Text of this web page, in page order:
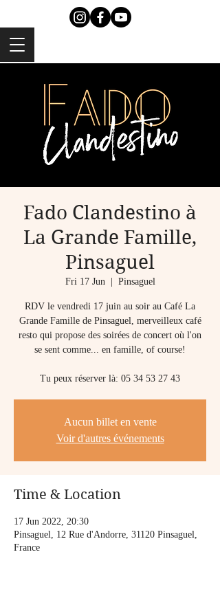
Fado Clandestino à
La Grande Famille,
Pinsaguel
Fri 17 Jun
  |
Pinsaguel
RDV le vendredi 17 juin au soir au Café La
Grande Famille de Pinsaguel, merveilleux café
resto qui propose des soirées de concert où l'on
se sent comme... en famille, of course!
Tu peux réserver là: 05 34 53 27 43
Aucun billet en vente
Voir d'autres événements
Time & Location
17 Jun 2022, 20:30
Pinsaguel, 12 Rue d'Andorre, 31120 Pinsaguel,
France